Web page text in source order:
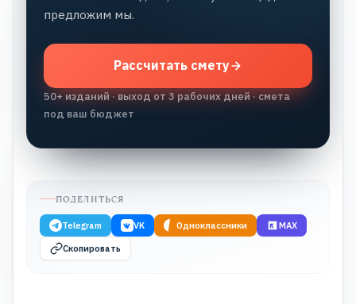
предложим мы.
Рассчитать смету
50+ изданий · выход от 3 рабочих дней · смета
под ваш бюджет
ПОДЕЛИТЬСЯ
Telegram VK Одноклассники MAX
Скопировать